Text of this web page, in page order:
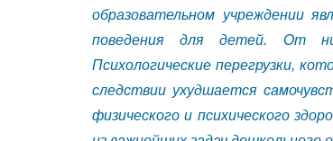
образовательном учреждении
поведения для детей. От
Психологические перегрузки,
следствии ухудшается
физического и психического